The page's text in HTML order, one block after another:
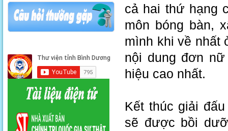
cả hai thứ hạng
môn bóng bàn,
mình khi về nhất
nội dung đơn
hiệu cao nhất.
Kết thúc giải
sẽ được bồi